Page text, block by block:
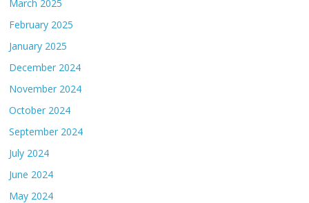
March 2025
February 2025
January 2025
December 2024
November 2024
October 2024
September 2024
July 2024
June 2024
May 2024